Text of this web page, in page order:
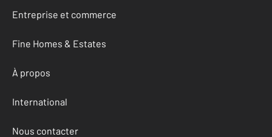
Entreprise et commerce
Fine Homes & Estates
À propos
International
Nous contacter